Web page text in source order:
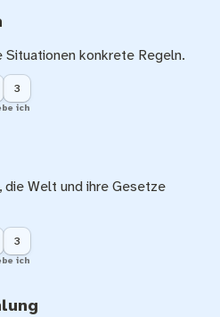
konkrete Regeln.
3
ich
die Welt und ihre Gesetze
3
ich